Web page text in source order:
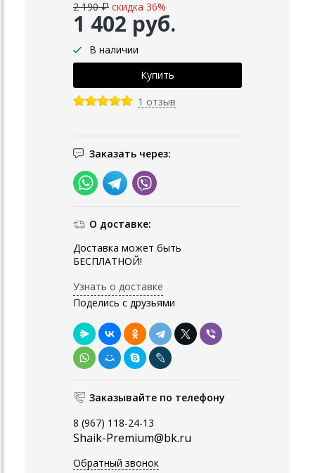
1 402 руб.
2 190 ₽ скидка 36%
В наличии
1 отзыв
Заказать через:
О доставке:
Доставка может быть
БЕСПЛАТНОЙ!
Узнать о доставке
Поделись с друзьями
Заказывайте по телефону
8 (967) 118-24-13
Shaik-Premium@bk.ru
Обратный звонок